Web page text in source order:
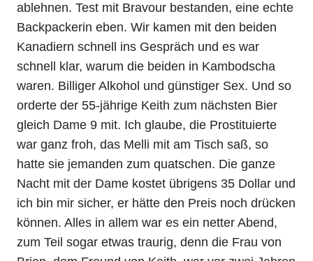
ablehnen. Test mit Bravour bestanden, eine echte
Backpackerin eben. Wir kamen mit den beiden
Kanadiern schnell ins Gespräch und es war
schnell klar, warum die beiden in Kambodscha
waren. Billiger Alkohol und günstiger Sex. Und so
orderte der 55-jährige Keith zum nächsten Bier
gleich Dame 9 mit. Ich glaube, die Prostituierte
war ganz froh, das Melli mit am Tisch saß, so
hatte sie jemanden zum quatschen. Die ganze
Nacht mit der Dame kostet übrigens 35 Dollar und
ich bin mir sicher, er hätte den Preis noch drücken
können. Alles in allem war es ein netter Abend,
zum Teil sogar etwas traurig, denn die Frau von